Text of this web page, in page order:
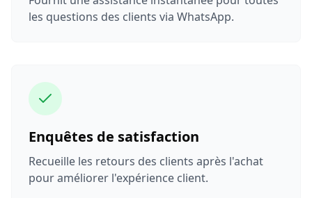
les questions des clients via WhatsApp.
Enquêtes de satisfaction
Recueille les retours des clients après l'achat
pour améliorer l'expérience client.